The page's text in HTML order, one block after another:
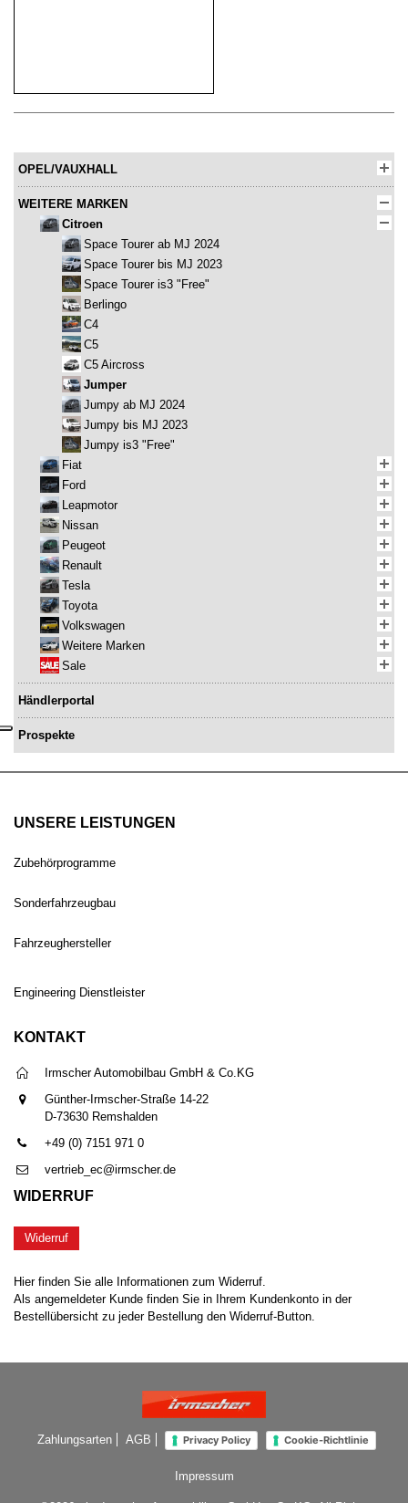
OPEL/VAUXHALL
WEITERE MARKEN
Citroen
Space Tourer ab MJ 2024
Space Tourer bis MJ 2023
Space Tourer is3 "Free"
Berlingo
C4
C5
C5 Aircross
Jumper
Jumpy ab MJ 2024
Jumpy bis MJ 2023
Jumpy is3 "Free"
Fiat
Ford
Leapmotor
Nissan
Peugeot
Renault
Tesla
Toyota
Volkswagen
Weitere Marken
Sale
Händlerportal
Prospekte
UNSERE LEISTUNGEN
Zubehörprogramme
Sonderfahrzeugbau
Fahrzeughersteller
Engineering Dienstleister
KONTAKT
Irmscher Automobilbau GmbH & Co.KG
Günther-Irmscher-Straße 14-22
D-73630 Remshalden
+49 (0) 7151 971 0
vertrieb_ec@irmscher.de
WIDERRUF
Widerruf
Hier finden Sie alle Informationen zum Widerruf.
Als angemeldeter Kunde finden Sie in Ihrem Kundenkonto in der
Bestellübersicht zu jeder Bestellung den Widerruf-Button.
Zahlungsarten AGB Privacy Policy Cookie-Richtlinie
Impressum